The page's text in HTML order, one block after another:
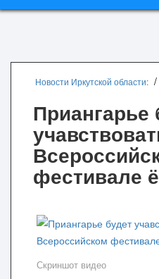
Новости Иркутской области:
Приангарье
фестивале
Скриншот видео